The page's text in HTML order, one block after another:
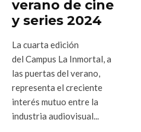
verano de cine
y series 2024
La cuarta edición
del Campus La Inmortal, a
las puertas del verano,
representa el creciente
interés mutuo entre la
industria audiovisual...